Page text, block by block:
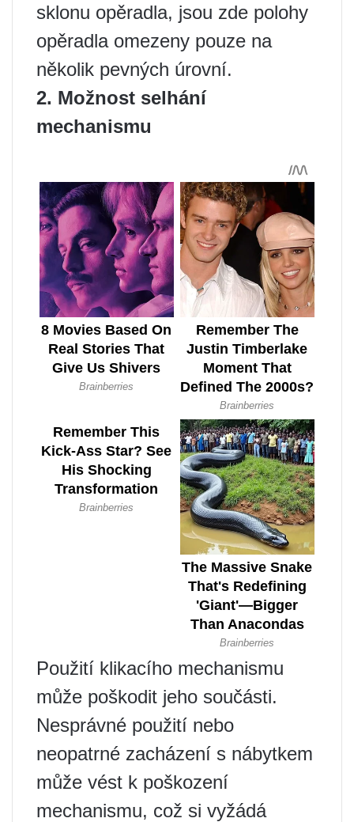
sklonu opěradla, jsou zde polohy
opěradla omezeny pouze na
několik pevných úrovní.
2. Možnost selhání
mechanismu
Použití klikacího mechanismu
může poškodit jeho součásti.
Nesprávné použití nebo
neopatrné zacházení s nábytkem
může vést k poškození
mechanismu, což si vyžádá